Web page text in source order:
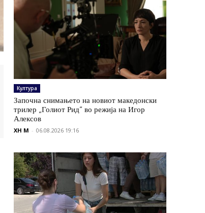
Култура
Започна снимањето на новиот македонски
трилер „Голиот Рид“ во режија на Игор
Алексов
XH M - 06.08.2026 19:16